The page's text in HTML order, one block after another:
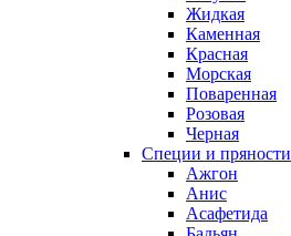
Жидкая
Каменная
Красная
Морская
Поваренная
Розовая
Черная
Специи и пряности
Ажгон
Анис
Асафетида